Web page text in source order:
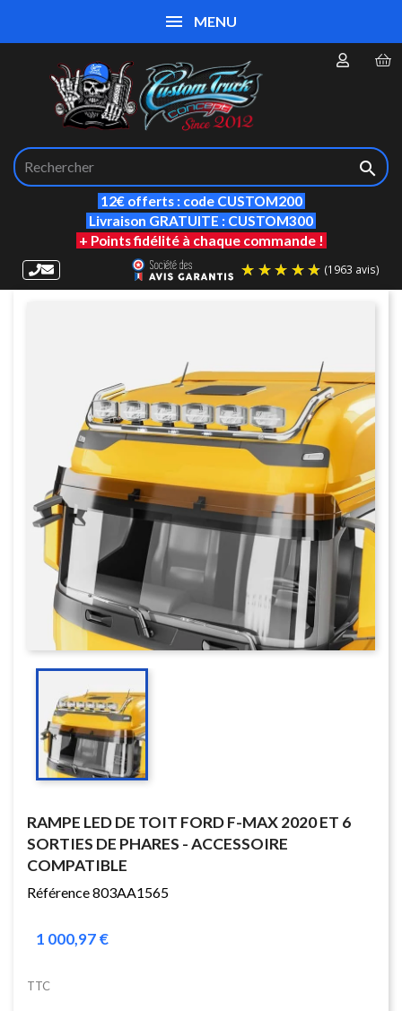

12€ offerts : code CUSTOM200
Livraison GRATUITE : CUSTOM300
+ Points fidélité à chaque commande !
MENU
RAMPE LED DE TOIT FORD F-MAX 2020 ET 6
SORTIES DE PHARES - ACCESSOIRE
COMPATIBLE
Référence 803AA1565
1 000,97 €
TTC